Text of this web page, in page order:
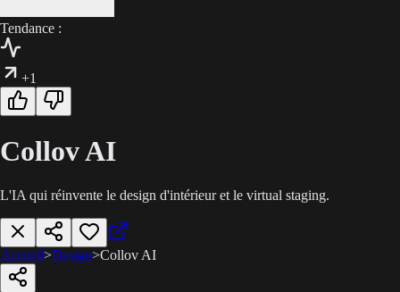
Tendance :
+1
Collov AI
L'IA qui réinvente le design d'intérieur et le virtual staging.
Accueil>Design>Collov AI